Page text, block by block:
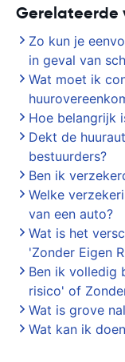
Gerelateerde
Zo kun je
in geval van
Wat moet ik
Hoe belangrijk
Dekt de
bestuurders?
Ben ik
Welke
van een auto?
Wat is het
'Zonder Eigen
Ben ik volledig
risico' of
Wat is grove
Wat kan ik